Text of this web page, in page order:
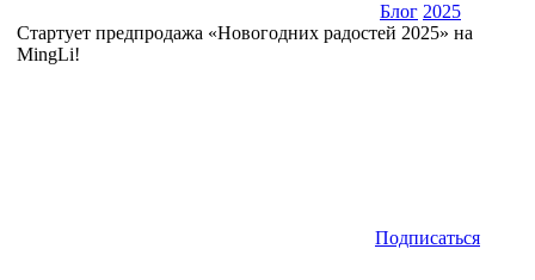
Блог 2025
Стартует предпродажа «Новогодних радостей 2025» на
MingLi!
Подписаться